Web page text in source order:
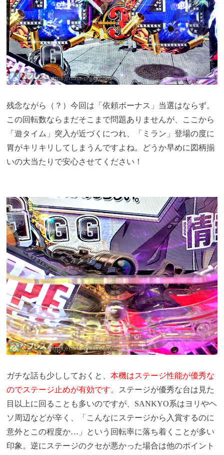
残念ながら（？）今回は「依頼ボーナス」当選はならず。
この回転数ならまだそこまで問題ありませんが、ここから
「遊タイム」突入が近づくにつれ、「ミラン」登場の度に
胃がキリキリしてしまうんですよね。どうか早めに図柄揃
いの大当たりで安心させてください！
ガチな話も少ししておくと、本機はステージ性能が優秀な
のでステージ止めが有効です。 ステージが優秀な台は見た
目以上に回ることも多いのですが、SANKYO系はヨリやヘ
ソ周辺などが辛く、「こんなにステージから入賞するのに
意外とこの程度か…」という回転率に落ち着くことが多い
印象。逆にステージのクセが悪かった場合は他のポイント